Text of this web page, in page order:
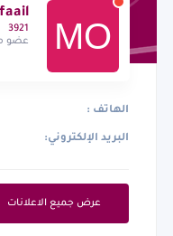
3921
عضو منذ
الهاتف :
البريد الإلكتروني:
عرض جميع الاعلانات